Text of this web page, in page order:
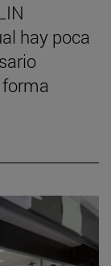
hay poca